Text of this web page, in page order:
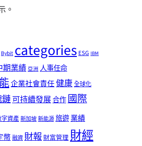
。
Bybitcategories ESG IBM
期業績 亞洲 人事任命
企業社會責任健康全球化
可持續發展合作國際
字資產新加坡新能源旅遊業績
幣融資財報 財富管理財經